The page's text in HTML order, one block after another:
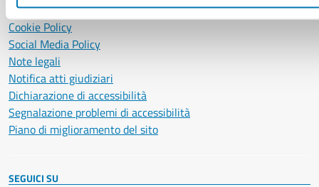
Informativa privacy
Cookie Policy
Social Media Policy
Note legali
Notifica atti giudiziari
Dichiarazione di accessibilità
Segnalazione problemi di accessibilità
Piano di miglioramento del sito
SEGUICI SU